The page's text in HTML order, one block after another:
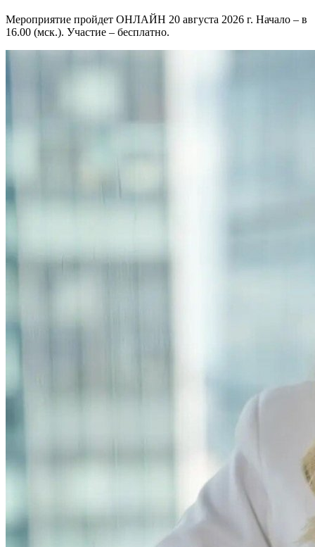
Мероприятие пройдет ОНЛАЙН 20 августа 2026 г. Начало – в
16.00 (мск.). Участие – бесплатно.